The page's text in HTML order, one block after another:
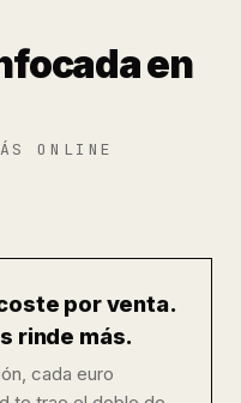
en
ONLINE
por venta.
rinde más.
cada euro